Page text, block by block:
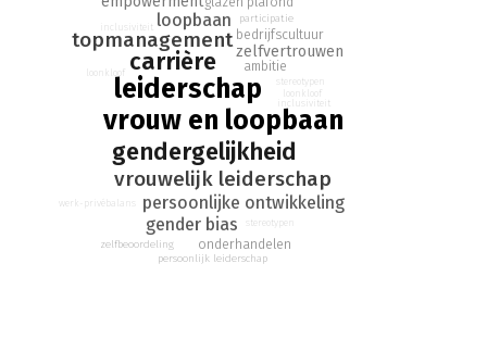
Verder geeft ze adviezen over onderhandelen, mentorschap en
het bouwen aan een interessante carrière.
leiderschap
vrouw en loopbaan
gendergelijkheid
carrière
vrouwelijk leiderschap
topmanagement
loopbaan
persoonlijke ontwikkeling
gender bias
zelfvertrouwen
ambitie
bedrijfscultuur
onderhandelen
persoonlijk leiderschap
zelfbeoordeling
participatie
inclusiviteit
werk-privébalans
stereotypen
inclusiviteit
stereotypen